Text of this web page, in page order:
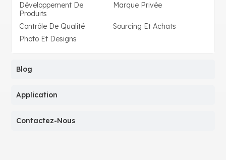
Développement De
Produits
Marque Privée
Contrôle De Qualité
Sourcing Et Achats
Photo Et Designs
Blog
Application
Contactez-Nous